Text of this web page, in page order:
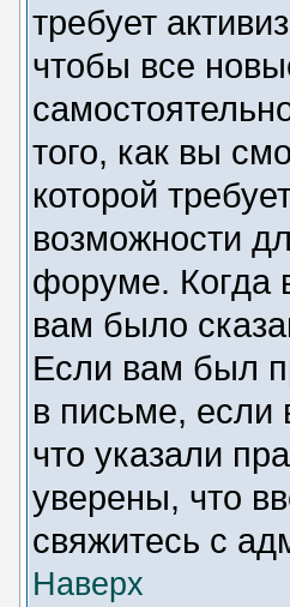
требует
чтобы все
того, как вы
которой
возможности
форуме. Когда
вам было
Если вам был
в письме, если
что указали
уверены, что
свяжитесь с
Наверх